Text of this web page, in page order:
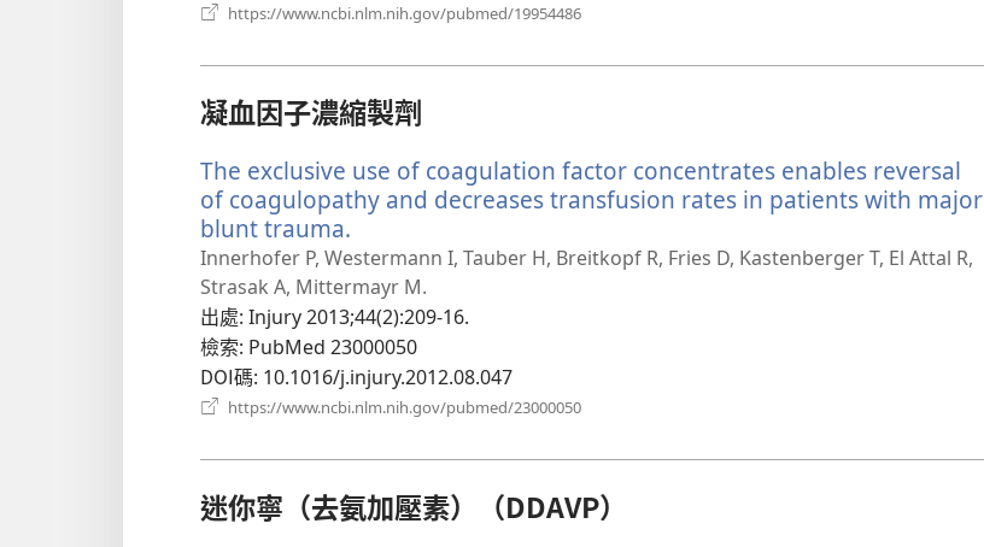
https://www.ncbi.nlm.nih.gov/pubmed/19954486
凝血因子濃縮製劑
The exclusive use of coagulation factor concentrates enables reversal
of coagulopathy and decreases transfusion rates in patients with major
blunt trauma.
啟
新
視
窗）
Innerhofer P, Westermann I, Tauber H, Breitkopf R, Fries D, Kastenberger T, El Attal R,
Strasak A, Mittermayr M.
出處‎: Injury 2013;44(2):209-16.
檢索‎: PubMed 23000050
DOI碼‎: 10.1016/j.injury.2012.08.047
https://www.ncbi.nlm.nih.gov/pubmed/23000050
窗）
迷你寧（去氨加壓素）（DDAVP）